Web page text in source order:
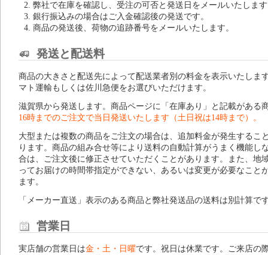
弊社で在庫を確認し、受注の可否と発送日をメールいたしま
銀行振込みの場合はご入金確認後の発送です。
商品の発送後、荷物の追跡番号をメールいたします。
発送と配送料
商品の大きさと配送先によって配送業者別の料金を表示いたしま
マト運輸もしくは佐川急便をお選びいただけます。
滋賀県から発送します。商品ページに「在庫あり」と記載がある
16時までのご注文で当日発送いたします（土日祝は14時まで）。
大型または複数の商品をご注文の場合は、追加料金が発生するこ
ります。商品の組み合せ等により送料の自動計算がうまく機能し
合は、ご注文後に修正させていただくことがあります。また、地
ってお届けの時間帯指定ができない、あるいは変更が必要なこと
ます。
「メーカー直送」表示のある商品と弊社発送品の送料は別計算で
営業日
実店舗の営業日は金・土・日曜です。祝日は休業です。ご来店の